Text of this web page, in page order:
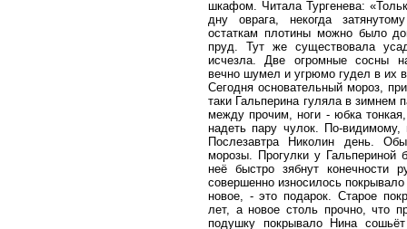
шкафом. Читала Тургенева:
дну оврага, некогда
остаткам плотины можно было
пруд. Тут же существовала
исчезла. Две огромные сосны
вечно шумел и угрюмо гудел в их
Сегодня основательный мороз,
таки Гальперина гуляла в зимнем
между прочим, ноги - юбка
надеть пару чулок. По-видимому,
Послезавтра Николин день.
морозы. Прогулки у Гальпериной
неё быстро зябнут конечности
совершенно износилось
новое, - это подарок. Старое
лет, а новое столь прочно, что
подушку покрывало Нина